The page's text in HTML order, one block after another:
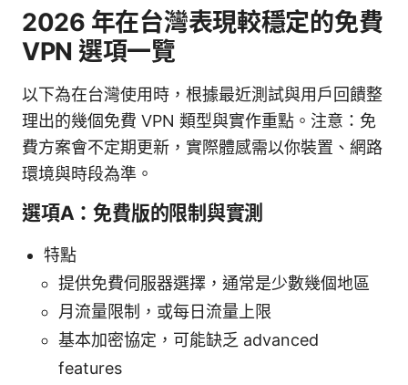
2026 年在台灣表現較穩定的免費
VPN 選項一覽
以下為在台灣使用時，根據最近測試與用戶回饋整
理出的幾個免費 VPN 類型與實作重點。注意：免
費方案會不定期更新，實際體感需以你裝置、網路
環境與時段為準。
選項A：免費版的限制與實測
特點
提供免費伺服器選擇，通常是少數幾個地區
月流量限制，或每日流量上限
基本加密協定，可能缺乏 advanced
features